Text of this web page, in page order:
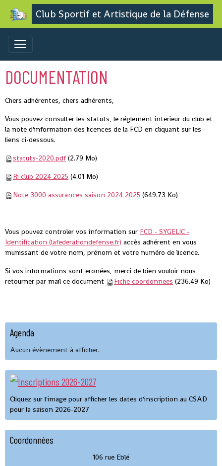
Club Sportif et Artistique de la Défense
DOCUMENTATION
Chers adhérentes, chers adhérents,
Vous pouvez consulter les statuts, le réglement interieur du club et
la note d'information des licences de la FCD en cliquant sur les
liens ci-dessous.
statuts-2020.pdf (2.79 Mo)
Ri club 2024 2025 (4.01 Mo)
Note 3000 assurances saison 2024 2025 (649.73 Ko)
Vous pouvez controler vos information sur FCD - SYGELIC -
Identification (lafederationdefense.fr) accès adhérent en vous
munissant de votre nom, prénom et votre numéro de licence.
Si vos informations sont eronées, merci de bien vouloir nous
retourner par mail ce document
Fiche coordonnees (236.49 Ko)
Agenda
Aucun évènement à afficher.
Cliquez sur l'image pour afficher les dates d'inscription au CSAD
pour la saison 2026-2027
Coordonnées
106 rue Eblé